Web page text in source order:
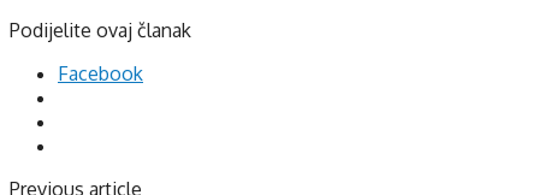
Podijelite ovaj članak
Facebook
Previous article